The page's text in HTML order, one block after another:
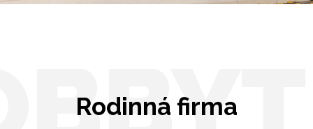
Rodinná firma